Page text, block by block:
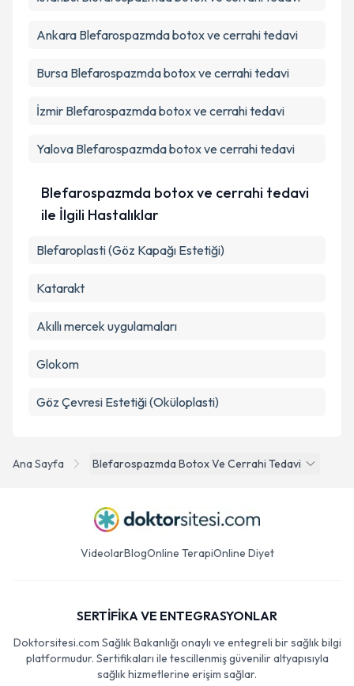
Ana Sayfa Blefarospazmda Botox Ve Cerrahi Tedavi
Ankara Blefarospazmda botox ve cerrahi tedavi
Bursa Blefarospazmda botox ve cerrahi tedavi
İzmir Blefarospazmda botox ve cerrahi tedavi
Yalova Blefarospazmda botox ve cerrahi tedavi
Blefarospazmda botox ve cerrahi tedavi
ile İlgili Hastalıklar
Blefaroplasti (Göz Kapağı Estetiği)
Katarakt
Akıllı mercek uygulamaları
Glokom
Göz Çevresi Estetiği (Oküloplasti)
VideolarBlogOnline TerapiOnline Diyet
SERTİFİKA VE ENTEGRASYONLAR
Doktorsitesi.com Sağlık Bakanlığı onaylı ve entegreli bir sağlık bilgi
platformudur. Sertifikaları ile tescillenmiş güvenilir altyapısıyla
sağlık hizmetlerine erişim sağlar.